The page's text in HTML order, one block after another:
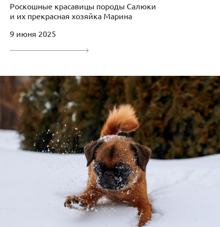
Роскошные красавицы породы Салюки
и их прекрасная хозяйка Марина
9 июня 2025